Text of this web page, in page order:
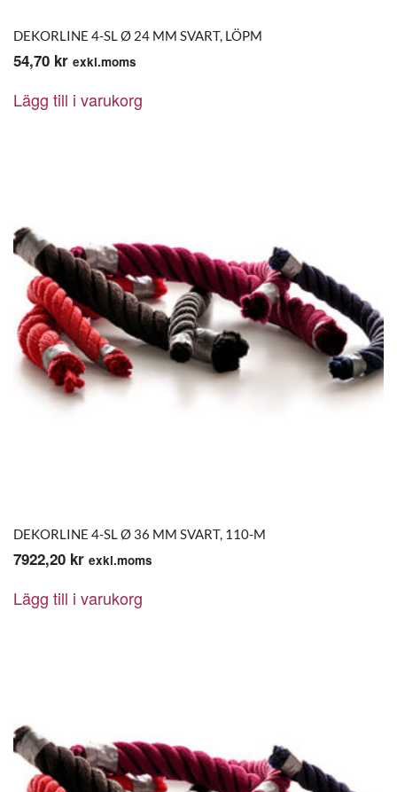
DEKORLINE 4-SL Ø 24 MM SVART, LÖPM
54,70 kr exkl.moms
Lägg till i varukorg
DEKORLINE 4-SL Ø 36 MM SVART, 110-M
7922,20 kr exkl.moms
Lägg till i varukorg